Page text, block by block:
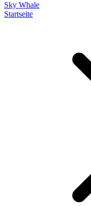
Sky Whale
Startseite